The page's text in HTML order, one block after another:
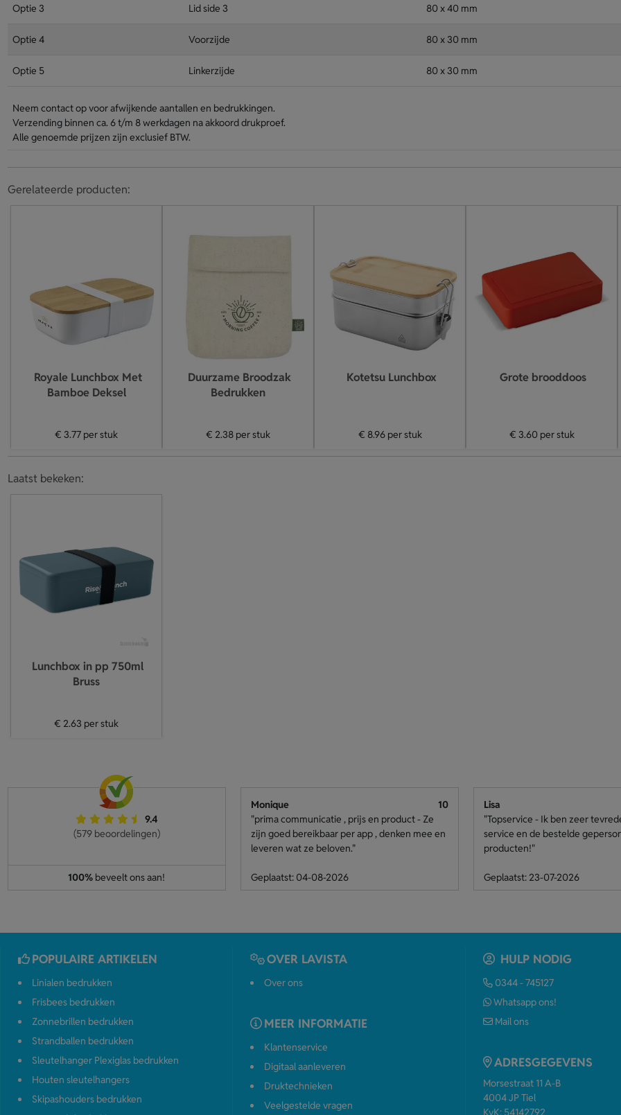
Optie 3 Lid side 3 80 x 40 mm
Optie 4 Voorzijde 80 x 30 mm
Optie 5 Linkerzijde 80 x 30 mm
Neem contact op voor afwijkende aantallen en bedrukkingen.
Verzending binnen ca. 6 t/m 8 werkdagen na akkoord drukproef.
Alle genoemde prijzen zijn exclusief BTW.
Gerelateerde producten:
Royale Lunchbox Met
Bamboe Deksel
€ 3.77 per stuk
Duurzame Broodzak
Bedrukken
€ 2.38 per stuk
Kotetsu Lunchbox
€ 8.96per stuk
Grote brooddoos
€ 3.60 per stuk
Laatst bekeken:
Lunchbox in pp 750ml
Bruss
€ 2.63 per stuk
9.4
(579 beoordelingen)
100% beveelt ons aan!
Monique
10
"prima communicatie , prijs en product - Ze
zijn goed bereikbaar per app , denken mee en
leveren wat ze beloven."
Geplaatst: 04-08-2026
Lisa
"Topservice - Ik ben zeer
service en de bestelde
producten!"
Geplaatst: 23-07-2026
POPULAIRE ARTIKELEN
Linialen bedrukken
Frisbees bedrukken
Zonnebrillen bedrukken
Strandballen bedrukken
Sleutelhanger Plexiglas bedrukken
Houten sleutelhangers
Skipashouders bedrukken
OVER LAVISTA
Over ons
MEER INFORMATIE
Klantenservice
Digitaal aanleveren
Druktechnieken
Veelgestelde vragen
HULP NODIG
0344 - 745127
Whatsapp ons!
Mail ons
ADRESGEGEVENS
Morsestraat 11 A-B
4004 JP Tiel
KvK: 54142792